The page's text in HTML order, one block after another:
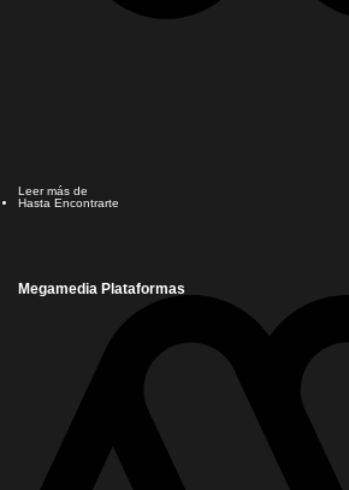
Leer más de
Hasta Encontrarte
Megamedia Plataformas